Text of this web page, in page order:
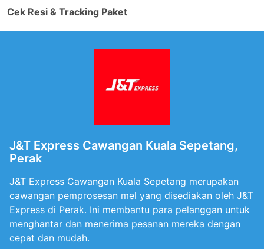
Cek Resi & Tracking Paket
J&T Express Cawangan Kuala Sepetang,
Perak
J&T Express Cawangan Kuala Sepetang merupakan
cawangan pemprosesan mel yang disediakan oleh J&T
Express di Perak. Ini membantu para pelanggan untuk
menghantar dan menerima pesanan mereka dengan
cepat dan mudah.